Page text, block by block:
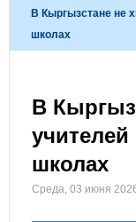
В Кыргызстане не
школах
В
школах
Среда, 03 июня